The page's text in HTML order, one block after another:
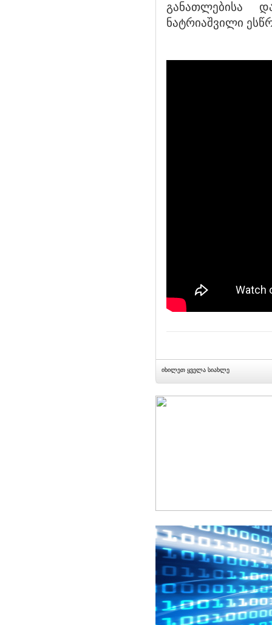
განათლებისა
ნატრიაშვილი
იხილეთ ყველა სიახლე